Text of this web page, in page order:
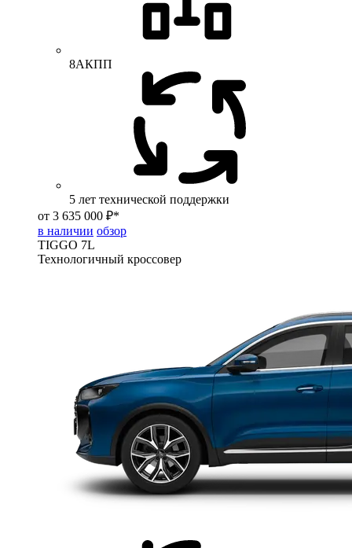
8АКПП
5 лет технической поддержки
от 3 635 000 ₽*
в наличии обзор
TIGGO 7L
Технологичный кроссовер